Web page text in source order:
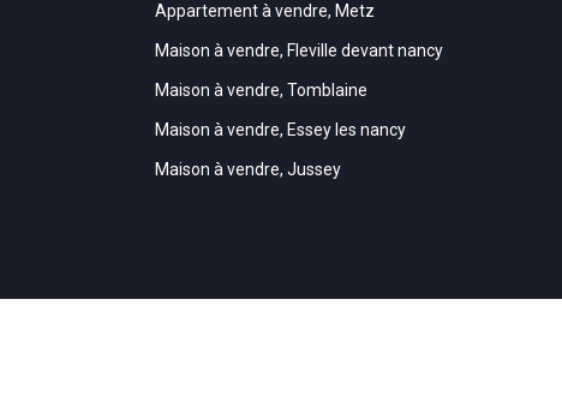
Appartement à vendre, Metz
Maison à vendre, Fleville devant nancy
Maison à vendre, Tomblaine
Maison à vendre, Essey les nancy
Maison à vendre, Jussey